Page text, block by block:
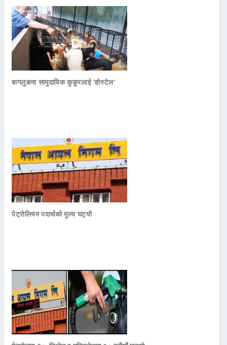
बागलुङमा सामुदायिक कुकुरलाई ‘होस्टेल’
पेट्रोलियम पदार्थको मुल्य घट्यो